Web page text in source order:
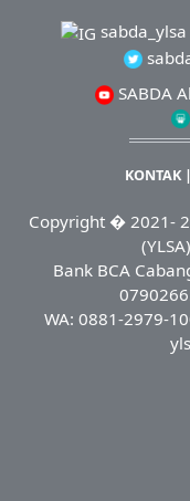
sabda_ylsa
SABDA
KONTAK|
Copyright � 2021-
Bank BCA
WA: 0881-2979-